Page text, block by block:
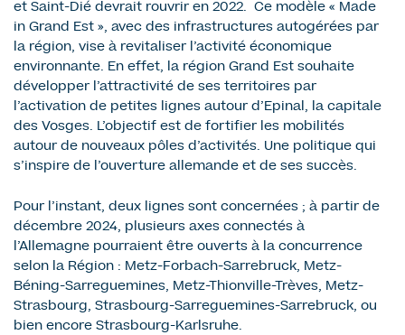
et Saint-Dié devrait rouvrir en 2022. Ce modèle « Made
in Grand Est », avec des infrastructures autogérées par
la région, vise à revitaliser l’activité économique
environnante. En effet, la région Grand Est souhaite
développer l’attractivité de ses territoires par
l’activation de petites lignes autour d’Epinal, la capitale
des Vosges. L’objectif est de fortifier les mobilités
autour de nouveaux pôles d’activités. Une politique qui
s’inspire de l’ouverture allemande et de ses succès.
Pour l’instant, deux lignes sont concernées ; à partir de
décembre 2024, plusieurs axes connectés à
l’Allemagne pourraient être ouverts à la concurrence
selon la Région : Metz-Forbach-Sarrebruck, Metz-
Béning-Sarreguemines, Metz-Thionville-Trèves, Metz-
Strasbourg, Strasbourg-Sarreguemines-Sarrebruck, ou
bien encore Strasbourg-Karlsruhe.